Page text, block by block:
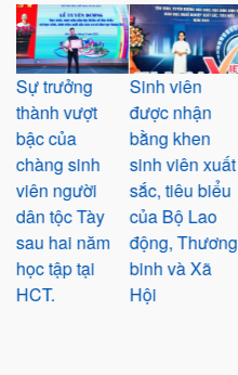
Sự trưởng
thành vượt
bậc của
chàng sinh
viên người
dân tộc Tày
sau hai năm
học tập tại
HCT.
Sinh viên
được nhận
bằng khen
sinh viên xuất
sắc, tiêu biểu
của Bộ Lao
động, Thương
binh và Xã
Hội